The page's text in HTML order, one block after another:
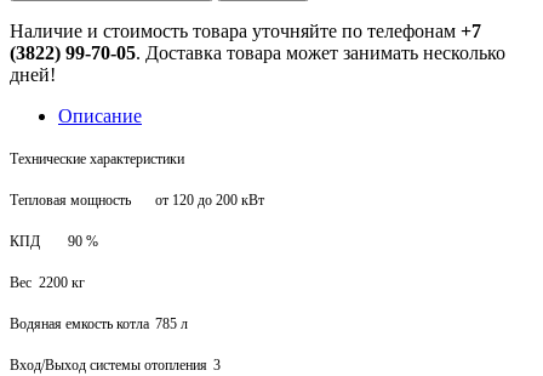
Наличие и стоимость товара уточняйте по телефонам +7
(3822) 99-70-05. Доставка товара может занимать несколько
дней!
Описание
Технические характеристики
Тепловая мощность от 120 до 200 кВт
КПД 90 %
Вес 2200 кг
Водяная емкость котла 785 л
Вход/Выход системы отопления 3